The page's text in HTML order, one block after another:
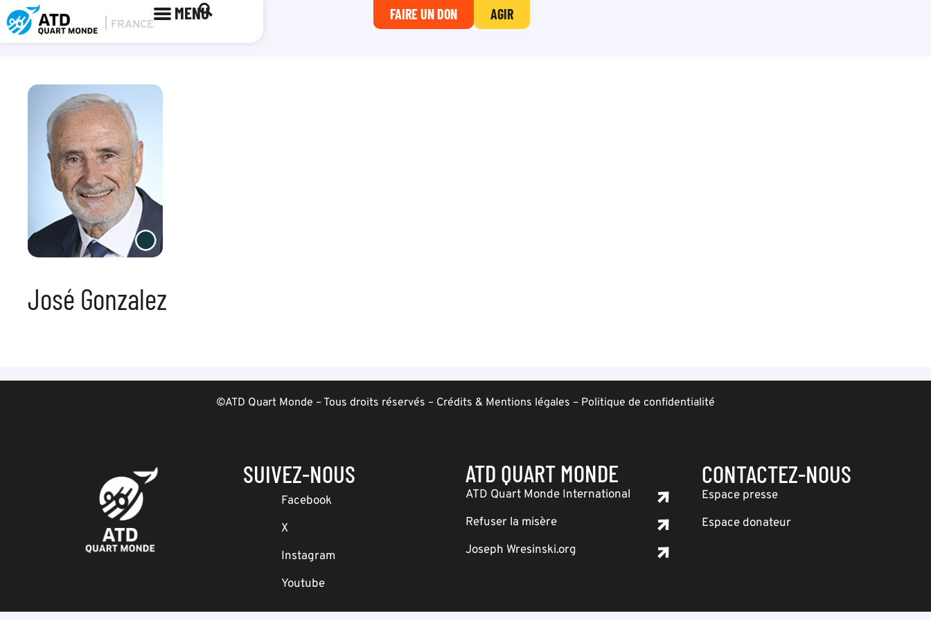
MENU FAIRE UN DON AGIR
José Gonzalez
©ATD Quart Monde – Tous droits réservés – Crédits & Mentions légales – Politique de confidentialité
SUIVEZ-NOUS
Facebook
X
Instagram
Youtube
ATD QUART MONDE
ATD Quart Monde International
Refuser la misère
Joseph Wresinski.org
CONTACTEZ-NOUS
Espace presse
Espace donateur